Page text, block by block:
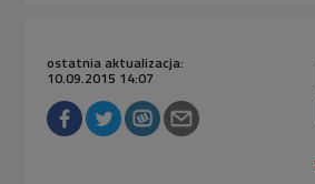
ostatnia aktualizacja:
10.09.2015 14:07